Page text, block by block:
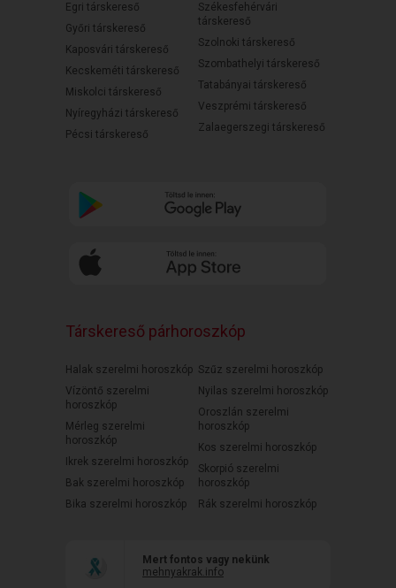
Egri társkereső
Győri társkereső
Kaposvári társkereső
Kecskeméti társkereső
Miskolci társkereső
Nyíregyházi társkereső
Pécsi társkereső
Székesfehérvári
társkereső
Szolnoki társkereső
Szombathelyi társkereső
Tatabányai társkereső
Veszprémi társkereső
Zalaegerszegi társkereső
Társkereső párhoroszkóp
Halak szerelmi horoszkóp
Vízöntő szerelmi
horoszkóp
Mérleg szerelmi
horoszkóp
Ikrek szerelmi horoszkóp
Bak szerelmi horoszkóp
Bika szerelmi horoszkóp
Szűz szerelmi horoszkóp
Nyilas szerelmi horoszkóp
Oroszlán szerelmi
horoszkóp
Kos szerelmi horoszkóp
Skorpió szerelmi
horoszkóp
Rák szerelmi horoszkóp
Mert fontos vagy nekünk
mehnyakrak.info